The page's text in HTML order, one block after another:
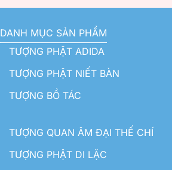
DANH MỤC SẢN PHẨM
TƯỢNG PHẬT ADIDA
TƯỢNG PHẬT NIẾT BÀN
TƯỢNG BỒ TÁC
TƯỢNG QUAN ÂM ĐẠI THẾ CHÍ
TƯỢNG PHẬT DI LẶC